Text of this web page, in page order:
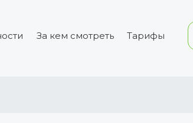
За кем смотреть Тарифы